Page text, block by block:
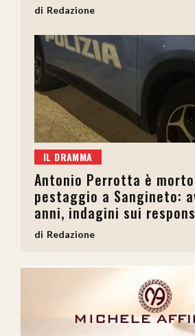
Redazione
IL DRAMMA
Antonio Perrotta è
pestaggio a Sangineto:
anni, indagini sui
Redazione